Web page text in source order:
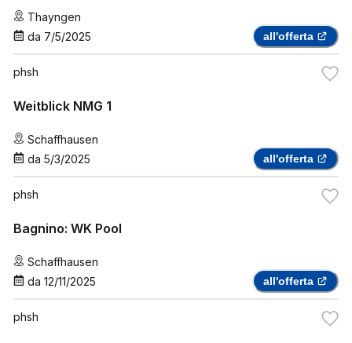
Thayngen
da 7/5/2025 all'offerta
phsh
Weitblick NMG 1
Schaffhausen
da 5/3/2025 all'offerta
phsh
Bagnino: WK Pool
Schaffhausen
da 12/11/2025 all'offerta
phsh